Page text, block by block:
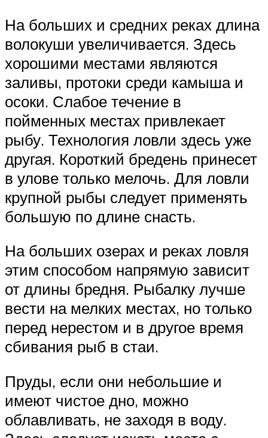
На больших и средних реках длина
волокуши увеличивается. Здесь
хорошими местами являются
заливы, протоки среди камыша и
осоки. Слабое течение в
пойменных местах привлекает
рыбу. Технология ловли здесь уже
другая. Короткий бредень принесет
в улове только мелочь. Для ловли
крупной рыбы следует применять
большую по длине снасть.
На больших озерах и реках ловля
этим способом напрямую зависит
от длины бредня. Рыбалку лучше
вести на мелких местах, но только
перед нерестом и в другое время
сбивания рыб в стаи.
Пруды, если они небольшие и
имеют чистое дно, можно
облавливать, не заходя в воду.